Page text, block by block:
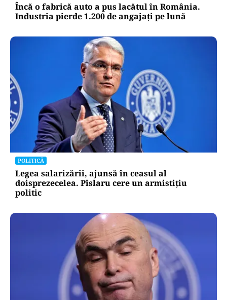
Încă o fabrică auto a pus lacătul în România.
Industria pierde 1.200 de angajați pe lună
POLITICĂ
Legea salarizării, ajunsă în ceasul al
doisprezecelea. Pîslaru cere un armistițiu
politic